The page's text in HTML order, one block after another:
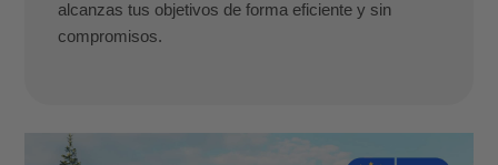
alcanzas tus objetivos de forma eficiente y sin
compromisos.